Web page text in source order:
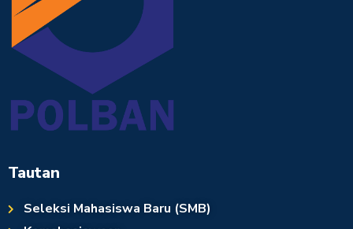
Tautan
Seleksi Mahasiswa Baru (SMB)